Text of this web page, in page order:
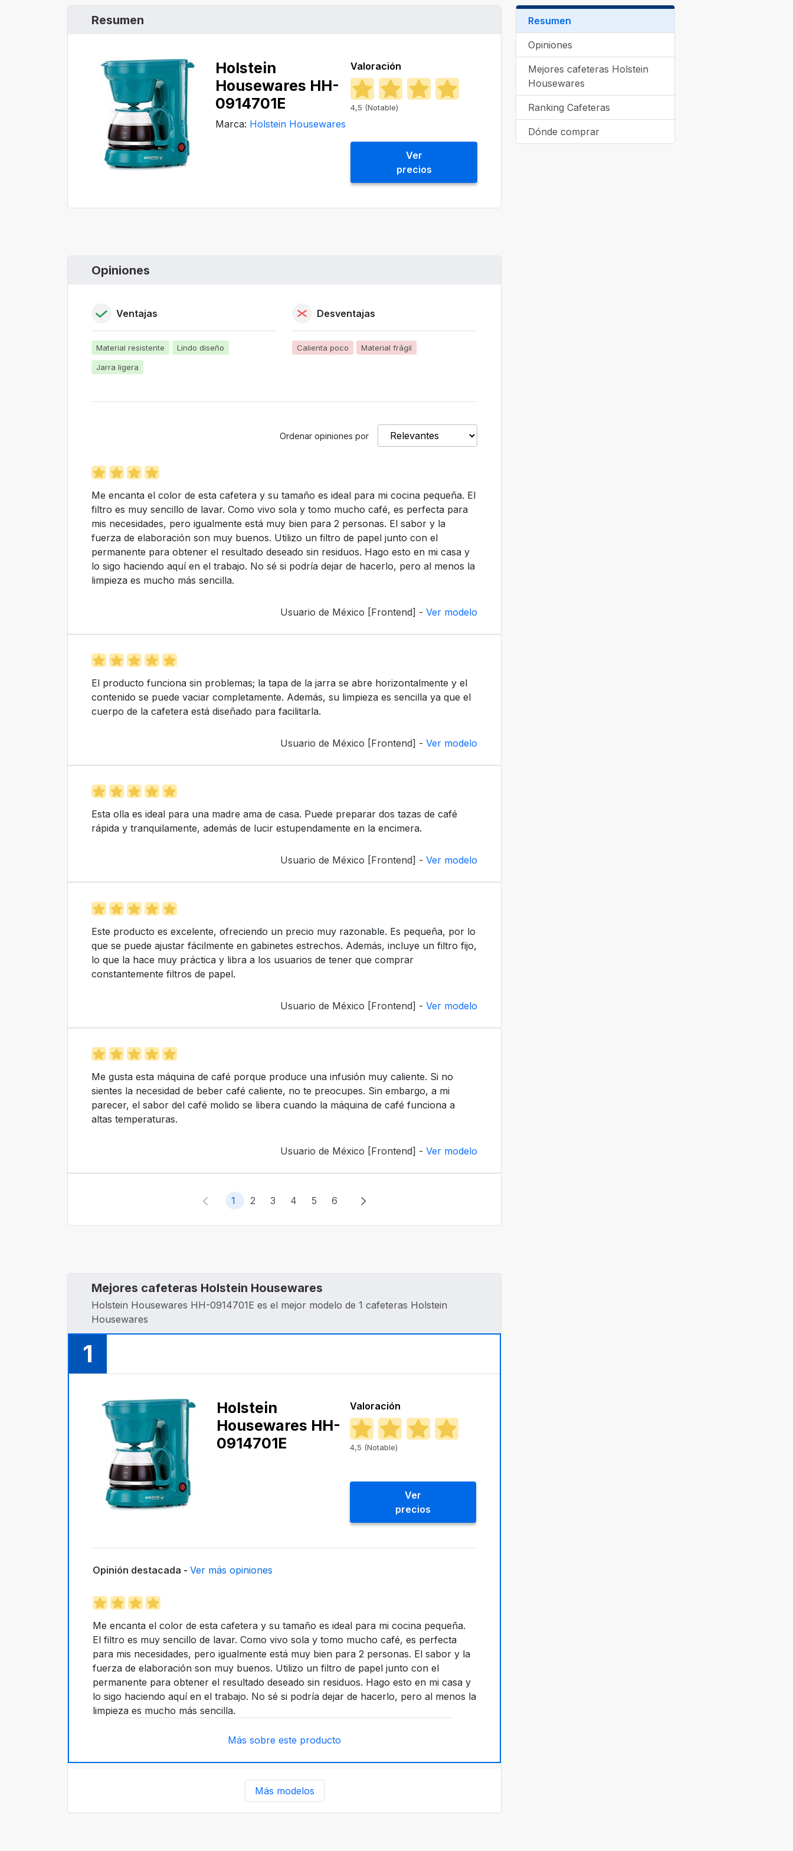
Resumen
Opiniones
Mejores cafeteras Holstein
Housewares
Ranking Cafeteras
Dónde comprar
Resumen
Holstein
Housewares ‎HH-
0914701E
Marca: Holstein Housewares
Valoración
4,5 (Notable)
Ver
precios
Opiniones
Ventajas
Material resistente Lindo diseño
Jarra ligera
Desventajas
Calienta poco Material frágil
Ordenar opiniones por
Me encanta el color de esta cafetera y su tamaño es ideal para mi cocina pequeña. El
filtro es muy sencillo de lavar. Como vivo sola y tomo mucho café, es perfecta para
mis necesidades, pero igualmente está muy bien para 2 personas. El sabor y la
fuerza de elaboración son muy buenos. Utilizo un filtro de papel junto con el
permanente para obtener el resultado deseado sin residuos. Hago esto en mi casa y
lo sigo haciendo aquí en el trabajo. No sé si podría dejar de hacerlo, pero al menos la
limpieza es mucho más sencilla.
Usuario de México [Frontend] - Ver modelo
El producto funciona sin problemas; la tapa de la jarra se abre horizontalmente y el
contenido se puede vaciar completamente. Además, su limpieza es sencilla ya que el
cuerpo de la cafetera está diseñado para facilitarla.
Usuario de México [Frontend] - Ver modelo
Esta olla es ideal para una madre ama de casa. Puede preparar dos tazas de café
rápida y tranquilamente, además de lucir estupendamente en la encimera.
Usuario de México [Frontend] - Ver modelo
Este producto es excelente, ofreciendo un precio muy razonable. Es pequeña, por lo
que se puede ajustar fácilmente en gabinetes estrechos. Además, incluye un filtro fijo,
lo que la hace muy práctica y libra a los usuarios de tener que comprar
constantemente filtros de papel.
Usuario de México [Frontend] - Ver modelo
Me gusta esta máquina de café porque produce una infusión muy caliente. Si no
sientes la necesidad de beber café caliente, no te preocupes. Sin embargo, a mi
parecer, el sabor del café molido se libera cuando la máquina de café funciona a
altas temperaturas.
Usuario de México [Frontend] - Ver modelo
1 2 3 4 5 6
Mejores cafeteras Holstein Housewares
Holstein Housewares ‎HH-0914701E es el mejor modelo de 1 cafeteras Holstein
Housewares
1
Holstein
Housewares ‎HH-
0914701E
Valoración
4,5 (Notable)
Ver
precios
Opinión destacada - Ver más opiniones
Me encanta el color de esta cafetera y su tamaño es ideal para mi cocina pequeña.
El filtro es muy sencillo de lavar. Como vivo sola y tomo mucho café, es perfecta
para mis necesidades, pero igualmente está muy bien para 2 personas. El sabor y la
fuerza de elaboración son muy buenos. Utilizo un filtro de papel junto con el
permanente para obtener el resultado deseado sin residuos. Hago esto en mi casa y
lo sigo haciendo aquí en el trabajo. No sé si podría dejar de hacerlo, pero al menos la
limpieza es mucho más sencilla.
Más sobre este producto
Más modelos